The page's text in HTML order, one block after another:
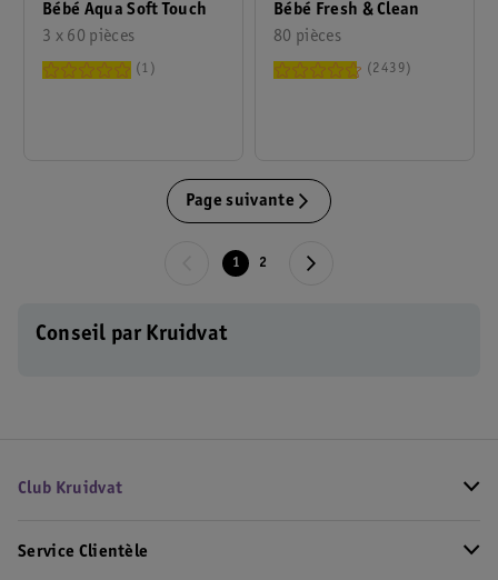
Bébé Aqua Soft Touch
3 x 60 pièces
1
Bébé Fresh & Clean
80 pièces
2439
Page suivante
1 2
Conseil par Kruidvat
Club Kruidvat
Service Clientèle